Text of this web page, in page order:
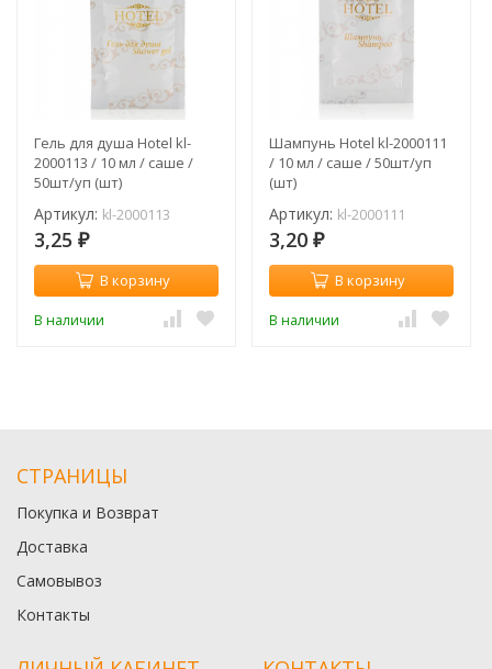
Гель для душа Hotel kl-
2000113 / 10 мл / саше /
50шт/уп (шт)
Артикул: kl-2000113
3,25 ₽
В корзину
В наличии
Шампунь Hotel kl-2000111
/ 10 мл / саше / 50шт/уп
(шт)
Артикул: kl-2000111
3,20 ₽
В корзину
В наличии
СТРАНИЦЫ
Покупка и Возврат
Доставка
Самовывоз
Контакты